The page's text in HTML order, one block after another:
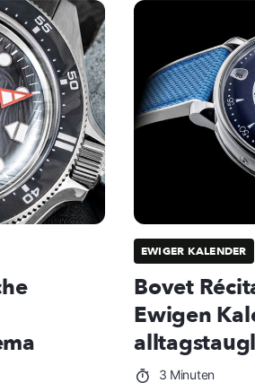
EWIGER KALENDER
Bovet
Ewigen
3 Minuten